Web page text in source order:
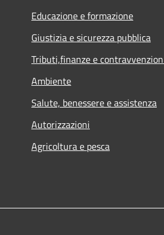
Educazione e formazione
Giustizia e sicurezza pubblica
Tributi,finanze e
Ambiente
Salute, benessere e assistenza
Autorizzazioni
Agricoltura e pesca